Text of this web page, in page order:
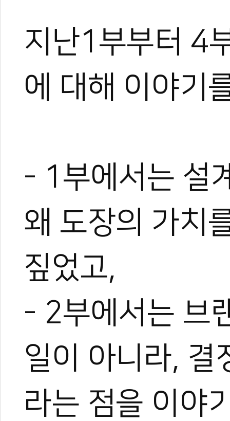
지난1부부터 4
에 대해 이야기
- 1부에서는 설
왜 도장의 가치
짚었고,
- 2부에서는 브
일이 아니라, 결
라는 점을 이야